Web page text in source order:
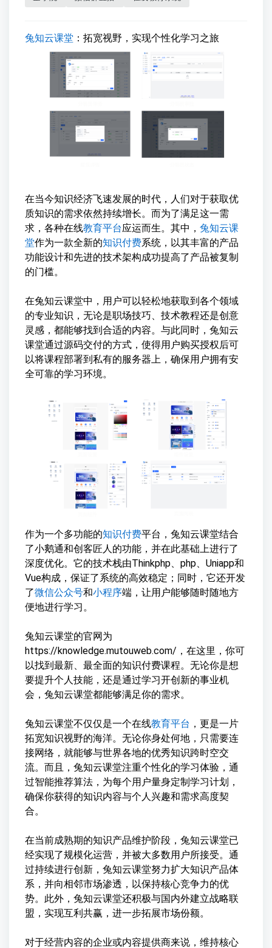
兔知云课堂 ：拓宽视野，实现个性化学习之旅
在当今知识经济飞速发展的时代，人们对于获取优
质知识的需求依然持续增长。而为了满足这一需
求，各种在线教育平台应运而生。其中， 兔知云课
堂作为一款全新的知识付费系统，以其丰富的产品
功能设计和先进的技术架构成功提高了产品被复制
的门槛。
在兔知云课堂中，用户可以轻松地获取到各个领域
的专业知识，无论是职场技巧、技术教程还是创意
灵感，都能够找到合适的内容。与此同时，兔知云
课堂通过源码交付的方式，使得用户购买授权后可
以将课程部署到私有的服务器上，确保用户拥有安
全可靠的学习环境。
作为一个多功能的知识付费平台，兔知云课堂结合
了小鹅通和创客匠人的功能，并在此基础上进行了
深度优化。它的技术栈由Thinkphp、php、Uniapp和
Vue构成，保证了系统的高效稳定；同时，它还开发
了微信公众号和小程序端，让用户能够随时随地方
便地进行学习。
兔知云课堂的官网为
https://knowledge.mutouweb.com/，在这里，你可
以找到最新、最全面的知识付费课程。无论你是想
要提升个人技能，还是通过学习开创新的事业机
会，兔知云课堂都能够满足你的需求。
兔知云课堂不仅仅是一个在线教育平台 ，更是一片
拓宽知识视野的海洋。无论你身处何地，只需要连
接网络，就能够与世界各地的优秀知识跨时空交
流。而且，兔知云课堂注重个性化的学习体验，通
过智能推荐算法，为每个用户量身定制学习计划，
确保你获得的知识内容与个人兴趣和需求高度契
合。
在当前成熟期的知识产品维护阶段，兔知云课堂已
经实现了规模化运营，并被大多数用户所接受。通
过持续进行创新，兔知云课堂努力扩大知识产品体
系，并向相邻市场渗透，以保持核心竞争力的优
势。此外，兔知云课堂还积极与国内外建立战略联
盟，实现互利共赢，进一步拓展市场份额。
对于经营内容的企业或内容提供商来说，维持核心